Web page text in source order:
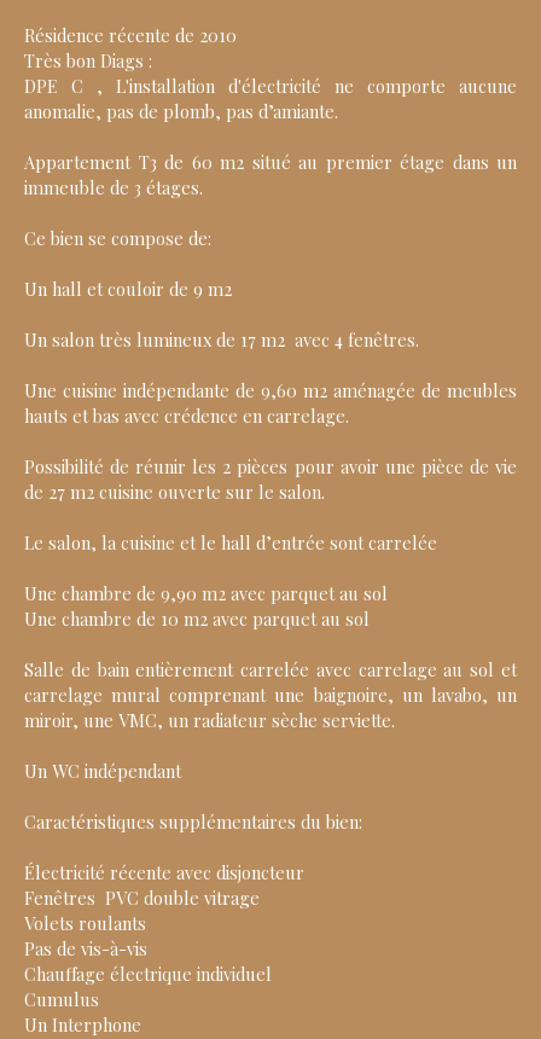
Résidence récente de 2010
Très bon Diags :
DPE C , L'installation d'électricité ne comporte aucune
anomalie, pas de plomb, pas d’amiante.
Appartement T3 de 60 m2 situé au premier étage dans un
immeuble de 3 étages.
Ce bien se compose de:
Un hall et couloir de 9 m2
Un salon très lumineux de 17 m2 avec 4 fenêtres.
Une cuisine indépendante de 9,60 m2 aménagée de meubles
hauts et bas avec crédence en carrelage.
Possibilité de réunir les 2 pièces pour avoir une pièce de vie
de 27 m2 cuisine ouverte sur le salon.
Le salon, la cuisine et le hall d’entrée sont carrelée
Une chambre de 9,90 m2 avec parquet au sol
Une chambre de 10 m2 avec parquet au sol
Salle de bain entièrement carrelée avec carrelage au sol et
carrelage mural comprenant une baignoire, un lavabo, un
miroir, une VMC, un radiateur sèche serviette.
Un WC indépendant
Caractéristiques supplémentaires du bien:
Électricité récente avec disjoncteur
Fenêtres PVC double vitrage
Volets roulants
Pas de vis-à-vis
Chauffage électrique individuel
Cumulus
Un Interphone